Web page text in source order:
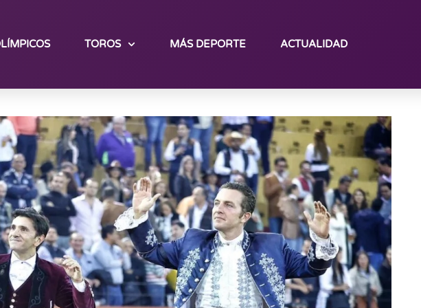
TOROS MÁS DEPORTE ACTUALIDAD